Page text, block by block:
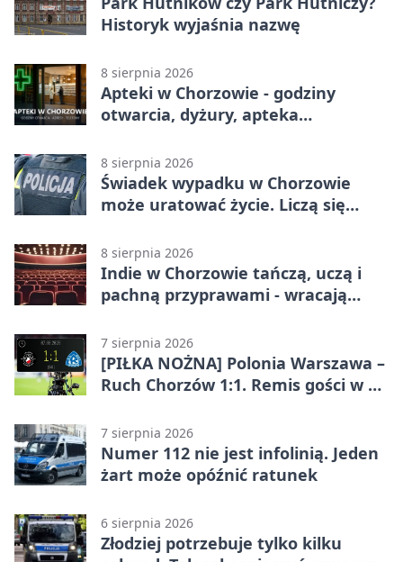
Historyk wyjaśnia nazwę
8 sierpnia 2026
Apteki w Chorzowie - godziny
otwarcia, dyżury, apteka
8 sierpnia 2026
Świadek wypadku w Chorzowie
może uratować życie. Liczą się
8 sierpnia 2026
Indie w Chorzowie tańczą, uczą i
pachną przyprawami - wracają
7 sierpnia 2026
[PIŁKA NOŻNA] Polonia Warszawa –
Ruch Chorzów 1:1. Remis gości w 3.
7 sierpnia 2026
Numer 112 nie jest infolinią. Jeden
żart może opóźnić ratunek
6 sierpnia 2026
Złodziej potrzebuje tylko kilku